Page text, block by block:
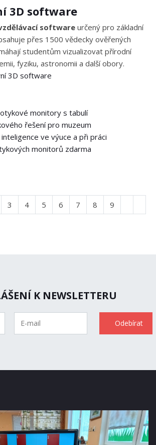
3D software
software určený pro základní
přes 1500 vědecky ověřených
studentům vizualizovat přírodní
fyziku, astronomii a další obory.
3D software
monitory s tabulí
řešení pro muzeum
ve výuce a při práci
monitorů zdarma
3 4 5 6 7 8 9
K NEWSLETTERU